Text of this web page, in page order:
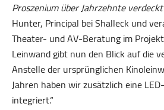
Proszenium über Jahrzehnte
Hunter, Principal bei Shalleck und
Theater- und AV-Beratung im
Leinwand gibt nun den Blick auf die
Anstelle der ursprünglichen
Jahren haben wir zusätzlich eine
integriert.“